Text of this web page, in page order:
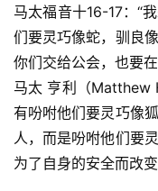
马太福音十16-17：“
们要灵巧像蛇，驯良
你们交给公会，也要
马太 亨利（Matthew
有吩咐他们要灵巧像
人，而是吩咐他们要
为了自身的安全而改变